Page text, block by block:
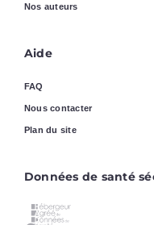
Nos auteurs
Aide
FAQ
Nous contacter
Plan du site
Données de santé